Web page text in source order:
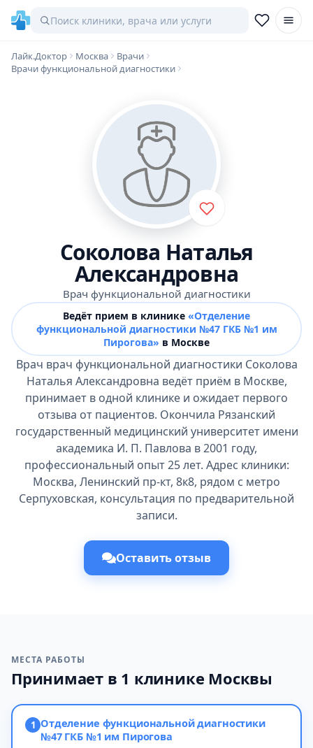
Лайк.Доктор Москва
Врачи
Врачи функциональной диагностики
Соколова Наталья
Александровна
Врач функциональной диагностики
Ведёт прием в клинике «Отделение
функциональной диагностики №47 ГКБ №1 им
Пирогова» в Москве
Врач врач функциональной диагностики Соколова
Наталья Александровна ведёт приём в Москве,
принимает в одной клинике и ожидает первого
отзыва от пациентов. Окончила Рязанский
государственный медицинский университет имени
академика И. П. Павлова в 2001 году,
профессиональный опыт 25 лет. Адрес клиники:
Москва, Ленинский пр-кт, 8к8, рядом с метро
Серпуховская, консультация по предварительной
записи.
Оставить отзыв
МЕСТА РАБОТЫ
Принимает в 1 клинике Москвы
1 Отделение функциональной диагностики
№47 ГКБ №1 им Пирогова